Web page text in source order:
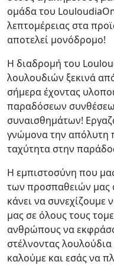
ομάδα του
λεπτομέρειας στα
αποτελεί μονόδρομο!
Η διαδρομή του
λουλουδιών ξεκινά
σήμερα έχοντας
παραδόσεων
συναισθημάτων!
γνώμονα την απόλυτη
ταχύτητα στην
Η εμπιστοσύνη που
των προσπαθειών μας
κάνει να συνεχίζουμε
μας σε όλους τους
ανθρώπους να
στέλνοντας
καλούμε και εσάς να